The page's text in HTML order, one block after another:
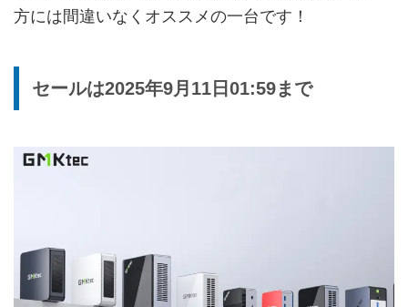
方には間違いなくオススメの一台です！
セールは2025年9月11日01:59まで